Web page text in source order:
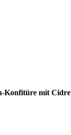
Konfitüre mit Cidre